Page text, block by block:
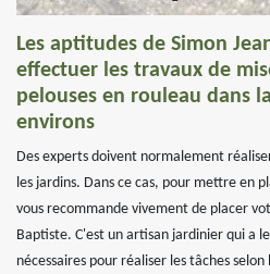
Les aptitudes de Simon
effectuer les travaux de
pelouses en rouleau dans
environs
Des experts doivent normalement
les jardins. Dans ce cas, pour mettre en
vous recommande vivement de placer
Baptiste. C'est un artisan jardinier qui a
nécessaires pour réaliser les tâches